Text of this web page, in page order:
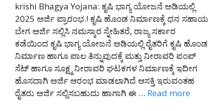
krishi Bhagya Yojana: ಕೃಷಿ ಭಾಗ್ಯ ಯೋಜನೆ ಅಡಿಯಲ್ಲಿ
2025 ಅರ್ಜಿ ಪ್ರಾರಂಭ.! ಕೃಷಿ ಹೊಂಡ ನಿರ್ಮಾಣಕ್ಕೆ ಧನ ಸಹಾಯ
ಬೇಗ ಅರ್ಜಿ ಸಲ್ಲಿಸಿ ನಮಸ್ಕಾರ ಸ್ನೇಹಿತರೆ, ರಾಜ್ಯ ಸರ್ಕಾರ
ಕಡೆಯಿಂದ ಕೃಷಿ ಭಾಗ್ಯ ಯೋಜನೆ ಅಡಿಯಲ್ಲಿ ರೈತರಿಗೆ ಕೃಷಿ ಹೊಂಡ
ನಿರ್ಮಾಣ ಹಾಗೂ ಪಾಲ ತಿನ್ನುವುದಕ್ಕೆ ಮತ್ತು ನೀರಾವರಿ ಪಂಪ್
ಸೆಟ್ ಹಾಗೂ ಸೂಕ್ಷ್ಮ ನೀರಾವರಿ ಘಟಕಗಳ ನಿರ್ಮಾಣಕ್ಕೆ ಇದೀಗ
ಹೊಸದಾಗಿ ಅರ್ಜಿ ಆರಂಭ ಮಾಡಲಾಗಿದೆ ಆಸಕ್ತಿ ಇರುವಂತಹ
ರೈತರು ಅರ್ಜಿ ಸಲ್ಲಿಸಬಹುದು ಹಾಗಾಗಿ ಈ … Read more